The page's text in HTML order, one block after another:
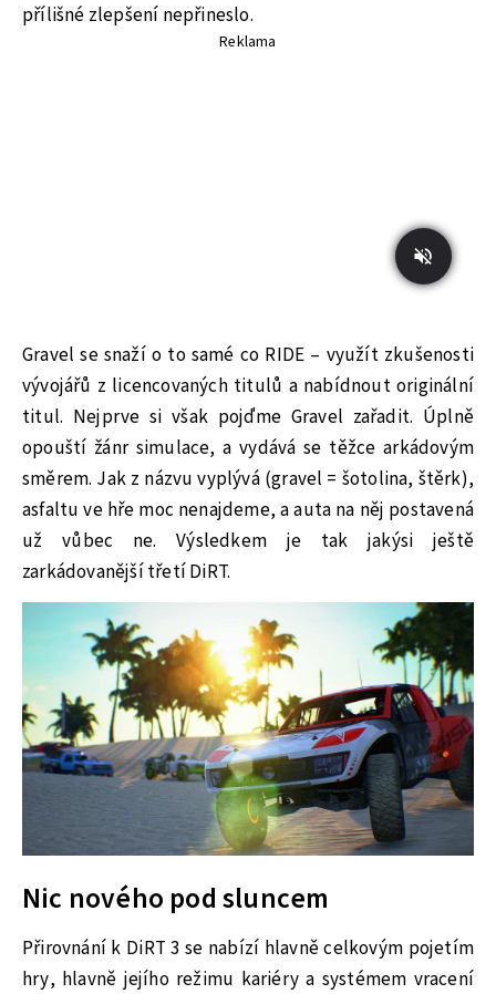
přílišné zlepšení nepřineslo.
Reklama
Gravel se snaží o to samé co RIDE – využít zkušenosti
vývojářů z licencovaných titulů a nabídnout originální
titul. Nejprve si však pojďme Gravel zařadit. Úplně
opouští žánr simulace, a vydává se těžce arkádovým
směrem. Jak z názvu vyplývá (gravel = šotolina, štěrk),
asfaltu ve hře moc nenajdeme, a auta na něj postavená
už vůbec ne. Výsledkem je tak jakýsi ještě
zarkádovanější třetí DiRT.
Nic nového pod sluncem
Přirovnání k DiRT 3 se nabízí hlavně celkovým pojetím
hry, hlavně jejího režimu kariéry a systémem vracení